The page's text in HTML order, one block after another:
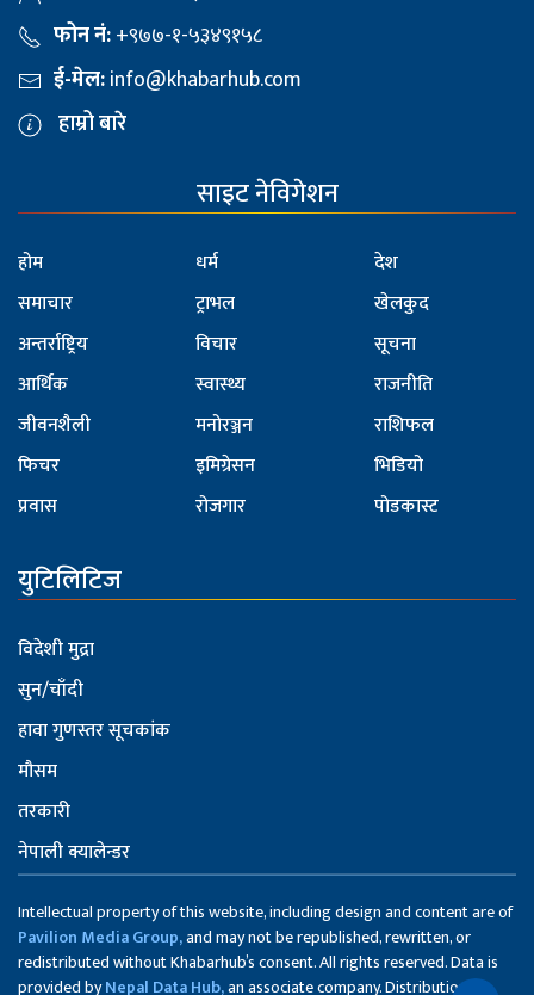
फोन नं:+९७७-१-५३४९१५८
ई-मेल:info@khabarhub.com
हाम्रो बारे
साइट नेविगेशन
होम
समाचार
अन्तर्राष्ट्रिय
आर्थिक
जीवनशैली
फिचर
प्रवास
धर्म
ट्राभल
विचार
स्वास्थ्य
मनोरञ्जन
इमिग्रेसन
रोजगार
देश
खेलकुद
सूचना
राजनीति
राशिफल
भिडियो
पोडकास्ट
युटिलिटिज
विदेशी मुद्रा
सुन/चाँदी
हावा गुणस्तर सूचकांक
मौसम
तरकारी
नेपाली क्यालेन्डर
Intellectual property of this website, including design and content are of
Pavilion Media Group,and may not be republished, rewritten, or
redistributed without Khabarhub’s consent. All rights reserved. Data is
provided byNepal Data Hub,an associate company. Distribution of